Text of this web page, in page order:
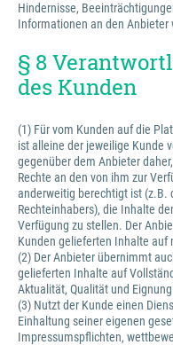
Hindernisse,
Informationen an den
§ 8
des Kunden
(1) Für vom Kunden auf die
ist alleine der jeweilige Kunde
gegenüber dem Anbieter
Rechte an den von ihm zur
anderweitig berechtigt ist (z.B.
Rechteinhabers), die Inhalte
Verfügung zu stellen. Der
Kunden gelieferten Inhalte auf
(2) Der Anbieter übernimmt
gelieferten Inhalte auf
Aktualität, Qualität und
(3) Nutzt der Kunde einen
Einhaltung seiner eigenen
Impressumspflichten,